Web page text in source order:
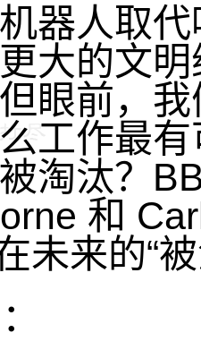
器人取
大的文
眼前，
工作最
淘汰？
和
未来的“